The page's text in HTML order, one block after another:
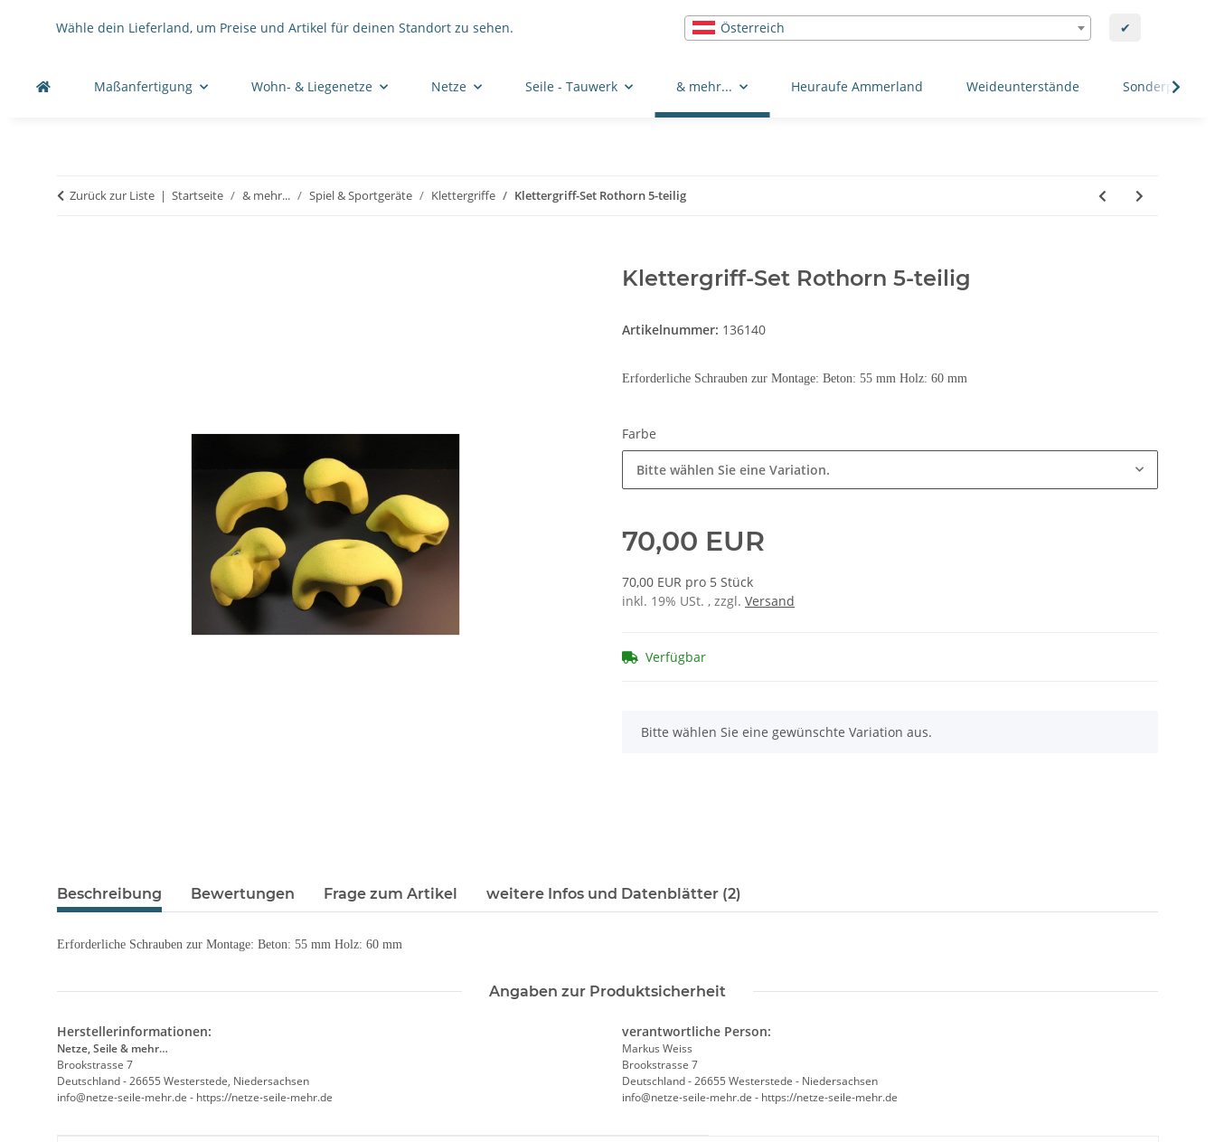
Wähle dein Lieferland, um Preise und Artikel für deinen Standort zu sehen. Österreich ✔
Maßanfertigung Wohn- & Liegenetze Netze Seile - Tauwerk & mehr... Heuraufe Ammerland Weideunterstände Sonderposten
Zurück zur Liste Startseite & mehr... Spiel & Sportgeräte Klettergriffe Klettergriff-Set Rothorn 5-teilig
Klettergriff-Set Rothorn 5-teilig
Artikelnummer: 136140
Erforderliche Schrauben zur Montage: Beton: 55 mm Holz: 60 mm
Farbe
Bitte wählen Sie eine Variation.
70,00 EUR
70,00 EUR pro 5 Stück
inkl. 19% USt. , zzgl. Versand
Verfügbar
x
Bitte wählen Sie eine gewünschte Variation aus.
Beschreibung Bewertungen Frage zum Artikel weitere Infos und Datenblätter (2)
Erforderliche Schrauben zur Montage: Beton: 55 mm Holz: 60 mm
Angaben zur Produktsicherheit
Herstellerinformationen:
Netze, Seile & mehr…
Brookstrasse 7
Deutschland - 26655 Westerstede, Niedersachsen
info@netze-seile-mehr.de - https://netze-seile-mehr.de
verantwortliche Person:
Markus Weiss
Brookstrasse 7
Deutschland - 26655 Westerstede - Niedersachsen
info@netze-seile-mehr.de - https://netze-seile-mehr.de